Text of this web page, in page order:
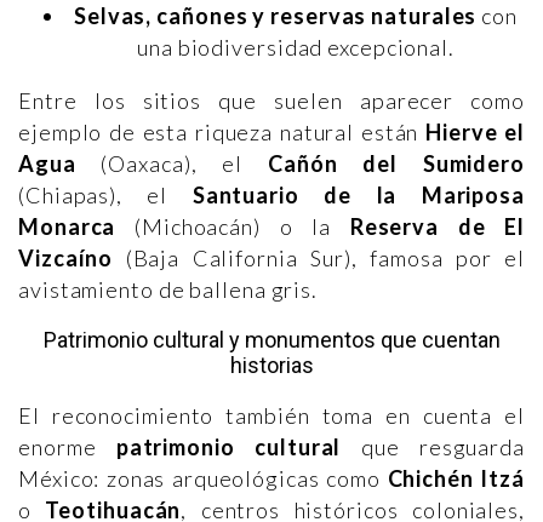
Selvas, cañones y reservas naturales con
una biodiversidad excepcional.
Entre los sitios que suelen aparecer como
ejemplo de esta riqueza natural están Hierve el
Agua (Oaxaca), el Cañón del Sumidero
(Chiapas), el Santuario de la Mariposa
Monarca
(Michoacán) o la Reserva de El
Vizcaíno
(Baja California Sur), famosa por el
avistamiento de ballena gris.
Patrimonio cultural y monumentos que cuentan
historias
El reconocimiento también toma en cuenta el
enorme patrimonio cultural
que resguarda
México: zonas arqueológicas como Chichén Itzá
o Teotihuacán, centros históricos coloniales,